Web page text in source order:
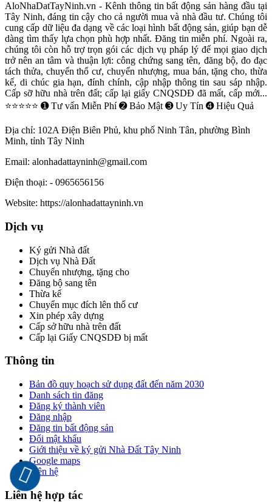
AloNhaDatTayNinh.vn - Kênh thông tin bất động sản hàng đầu tại
Tây Ninh, đáng tin cậy cho cả người mua và nhà đầu tư. Chúng tôi
cung cấp dữ liệu đa dạng về các loại hình bất động sản, giúp bạn dễ
dàng tìm thấy lựa chọn phù hợp nhất. Đăng tin miễn phí. Ngoài ra,
chúng tôi còn hỗ trợ trọn gói các dịch vụ pháp lý để mọi giao dịch
trở nên an tâm và thuận lợi: công chứng sang tên, đăng bộ, đo đạc
tách thửa, chuyển thổ cư, chuyển nhượng, mua bán, tặng cho, thừa
kế, di chúc gia hạn, đính chính, cập nhập thông tin sau sáp nhập.
Cấp sỡ hữu nhà trên đất; cấp lại giấy CNQSDĐ đã mất, cấp mới...
⭐⭐⭐⭐⭐ ➊ Tư vấn Miễn Phí ➋ Bảo Mật ➌ Uy Tín ➍ Hiệu Quả
Địa chỉ: 102A Điện Biên Phủ, khu phố Ninh Tân, phường Bình
Minh, tỉnh Tây Ninh
Email: alonhadattayninh@gmail.com
Điện thoại: - 0965656156
Website: https://alonhadattayninh.vn
Dịch vụ
Ký gửi Nhà đất
Dịch vụ Nhà Đất
Chuyển nhượng, tặng cho
Đăng bộ sang tên
Thừa kế
Chuyển mục đích lên thổ cư
Xin phép xây dựng
Cấp sở hữu nhà trên đất
Cấp lại Giấy CNQSDĐ bị mất
Thông tin
Bản đồ quy hoạch sử dụng đất đến năm 2030
Danh sách tin đăng
Đăng ký thành viên
Đăng nhập
Đăng tin bất động sản
Đổi mật khẩu
Giới thiệu về ký gửi Nhà Đất Tây Ninh
Google maps
Liên hệ
Liên hệ hợp tác